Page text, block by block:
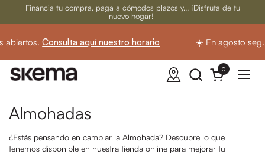
Ir al contenido
Financia tu compra, paga a cómodos plazos y... ¡Disfruta de tu
nuevo hogar!
Consulta aquí nuestro horario ☀️ En agosto
Abrir carrito
0
Abrir
Almohadas
¿Estás pensando en cambiar la Almohada? Descubre lo que
tenemos disponible en nuestra tienda online para mejorar tu